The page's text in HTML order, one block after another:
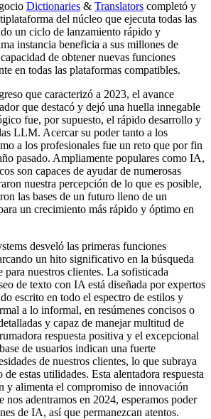
Dictionaries & Translators completó y
del núcleo que ejecuta todas las
un ciclo de lanzamiento rápido y
instancia beneficia a sus millones de
de obtener nuevas funciones
en todas las plataformas compatibles.
que caracterizó a 2023, el avance
que destacó y dejó una huella innegable
fue, por supuesto, el rápido desarrollo y
LLM. Acercar su poder tanto a los
a los profesionales fue un reto que por fin
pasado. Ampliamente populares como IA,
son capaces de ayudar de numerosas
nuestra percepción de lo que es posible,
las bases de un futuro lleno de un
un crecimiento más rápido y óptimo en
desveló las primeras funciones
un hito significativo en la búsqueda
para nuestros clientes. La sofisticada
de texto con IA está diseñada por expertos
escrito en todo el espectro de estilos y
a lo informal, en resúmenes concisos o
y capaz de manejar multitud de
respuesta positiva y el excepcional
de usuarios indican una fuerte
de nuestros clientes, lo que subraya
estas utilidades. Esta alentadora respuesta
y alimenta el compromiso de innovación
nos adentramos en 2024, esperamos poder
de IA, así que permanezcan atentos.